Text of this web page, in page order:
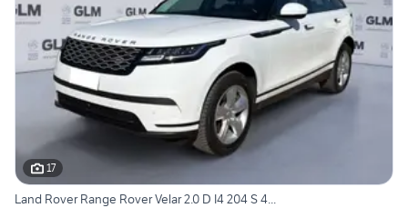
17
Land Rover Range Rover Velar 2.0 D I4 204 S 4...